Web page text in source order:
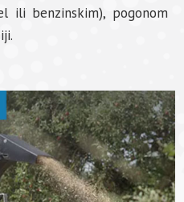
ili benzinskim), pogonom